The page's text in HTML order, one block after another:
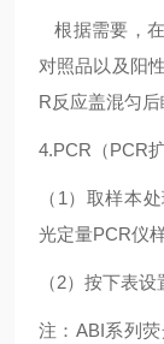
根据需要，
对照品以及阳
R反应盖混匀
4.PCR（PCR扩
（1）取样本
光定量PCR仪
（2）按下表
注：ABI系列